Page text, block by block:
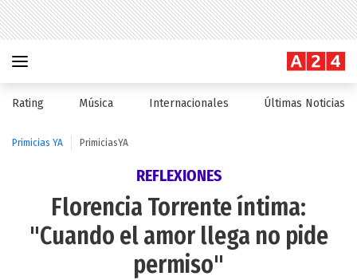
Rating Música Internacionales Últimas Noticias
Primicias YA PrimiciasYA
REFLEXIONES
Florencia Torrente íntima:
"Cuando el amor llega no pide
permiso"